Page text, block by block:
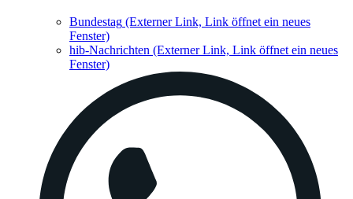
Bundestag (Externer Link, Link öffnet ein neues
Fenster)
hib-Nachrichten (Externer Link, Link öffnet ein neues
Fenster)